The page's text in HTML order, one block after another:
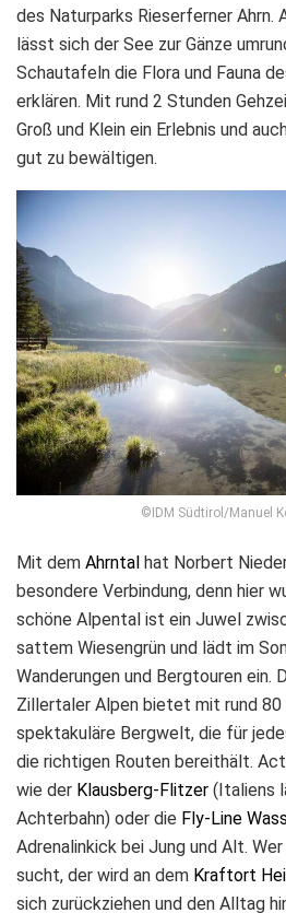
des Naturparks Rieserferner Ahrn.
lässt sich der See zur Gänze
Schautafeln die Flora und Fauna
erklären. Mit rund 2 Stunden
Groß und Klein ein Erlebnis und
gut zu bewältigen.
©IDM Südtirol/Manuel
Mit dem Ahrntal hat Norbert
besondere Verbindung, denn hier
schöne Alpental ist ein Juwel
sattem Wiesengrün und lädt im
Wanderungen und Bergtouren ein.
Zillertaler Alpen bietet mit rund 80
spektakuläre Bergwelt, die für
die richtigen Routen bereithält.
wie der Klausberg-Flitzer (Italiens
Achterbahn) oder die Fly-Line
Adrenalinkick bei Jung und Alt. Wer
sucht, der wird an dem Kraftort
sich zurückziehen und den Alltag